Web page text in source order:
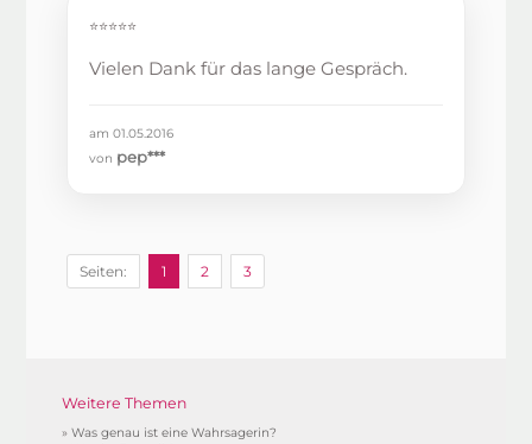
⭐⭐⭐⭐⭐
Vielen Dank für das lange Gespräch.
am 01.05.2016
von pep***
Seiten: 1 2 3
Weitere Themen
»Was genau ist eine Wahrsagerin?